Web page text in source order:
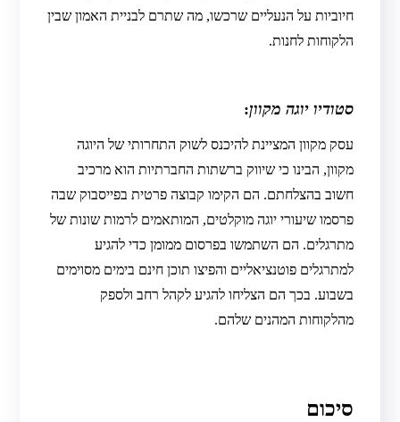
חיוביות על הנעליים שרכשו, מה שתרם לבניית האמון שבין
הלקוחות לחנות.
סטודיו יוגה מקוון:
עסק מקוון המציינת להיכנס לשוק התחרותי של היוגה
מקוון, הבינו כי שיווק ברשתות החברתיות הוא מרכיב
חשוב בהצלחתם. הם הקימו קבוצה פרטית בפייסבוק שבה
פרסמו שיעורי יוגה מוקלטים, המותאמים לרמות שונות של
מתרגלים. הם השתמשו בפרסום ממומן כדי להגיע
למתרגלים פוטנציאליים והפיצו תוכן חינם בימים מסוימים
בשבוע. בכך הם הצליחו להגיע לקהל רחב ולספק
מהלקוחות המהנים שלהם.
סיכום